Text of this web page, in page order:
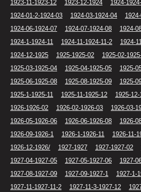
1923-11-1923-12
1923-12-1924
1924-
1924-01-2-1924-03
1924-03-1924-04
1924-06-1924-07
1924-07-1924-08
1924-
1924-1-1924-11
1924-11-1924-11-2
1924-
1924-12-1925
1925-1925-02
1925-02-
1925-03-1925-04
1925-04-1925-05
1925-
1925-06-1925-08
1925-08-1925-09
1925-
1925-1-1925-11
1925-11-1925-12
1925-
1926-1926-02
1926-02-1926-03
1926-03-
1926-05-1926-06
1926-06-1926-08
1926-
1926-09-1926-1
1926-1-1926-11
1926-11-
1926-12-1926/
1927-1927 1927-1927-02
1927-04-1927-05
1927-05-1927-06
1927-
1927-08-1927-09
1927-09-1927-1
1927-1-
1927-11-1927-11-2
1927-11-3-1927-12